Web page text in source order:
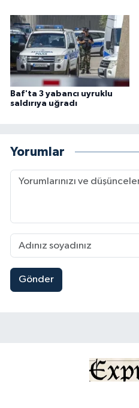
Baf'ta 3 yabancı uyruklu
saldırıya uğradı
Yorumlar
Gönder